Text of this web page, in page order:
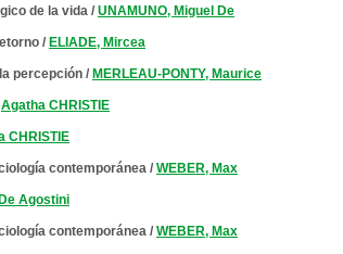
de la vida / UNAMUNO, Miguel De
/ ELIADE, Mircea
percepción / MERLEAU-PONTY, Maurice
Agatha CHRISTIE
CHRISTIE
contemporánea / WEBER, Max
Agostini
contemporánea / WEBER, Max